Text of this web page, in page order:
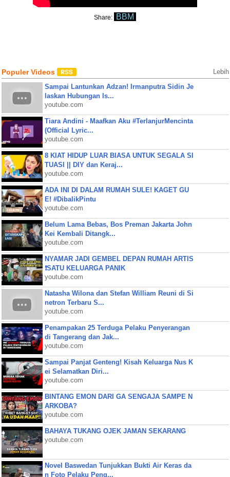
Share: BBM
Populer Videos Lebih
Sampai Lantunkan Adzan! Irmanputra Sidin Je
laskan Hubungan Is...
youtube.com
Tiara Andini - Maafkan Aku #TerlanjurMencinta
(Official Lyric...
youtube.com
8 KIAT HIDUP LUAR BIASA UNTUK SEGALA SI
TUASI || DIY dan Keraj...
youtube.com
ADA INI DI DALAM RUMAH SULE! KAGET GU
E! #DibalikPintu
youtube.com
Belum Lama Bebas, Bos Preman Jakarta John
Kei Kembali Ditangk...
youtube.com
NYAMAR JADI GEMBEL DEPAN RUMAH ARTIS
❗SATU KELUARGA PANIK
youtube.com
Natasha Wilona dan Stefan William Reuni di Si
netron Terbaru S...
youtube.com
Penampakan 25 Terduga Pelaku Penyerangan
di Tangerang dan Jak...
youtube.com
Sampai Panjat Genteng! Kisah Keluarga Nus K
ei Selamatkan Diri...
youtube.com
BINTANG EMON DARI GA SENGAJA SAMPE N
ARKOBA?
youtube.com
BAHAYA TUKANG OJEK JAMAN SEKARANG
youtube.com
Novel Baswedan Tunjukkan Bukti Air Keras da
n Foto Pelaku Peng...